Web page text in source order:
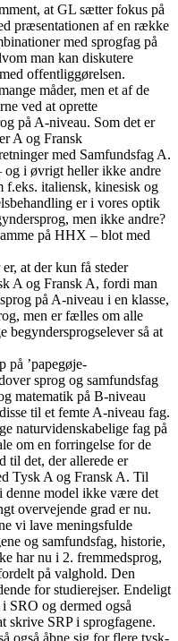
at GL sætter fokus på
præsentationen af en række
med sprogfag på
man kan diskutere
offentliggørelsen.
måder, men et af de
ved at oprette
på A-niveau. Som det er
A og Fransk
med Samfundsfag A.
og i øvrigt heller ikke andre
f.eks. italiensk, kinesisk og
er i vores optik
men ikke andre?
på HHX – blot med
at der kun få steder
A og Fransk A, fordi man
på A-niveau i en klasse,
men er fælles om alle
begyndersprogselever så at
på ’papegøje-
sprog og samfundsfag
matematik på B-niveau
til et femte A-niveau fag.
naturvidenskabelige fag på
om en forringelse for de
til det, der allerede er
Tysk A og Fransk A. Til
model ikke være det
overvejende grad er nu.
vi lave meningsfulde
og samfundsfag, historie,
har nu i 2. fremmedsprog,
på valghold. Den
for studierejser. Endeligt
SRO og dermed også
skrive SRP i sprogfagene.
også åbne sig for flere tysk-